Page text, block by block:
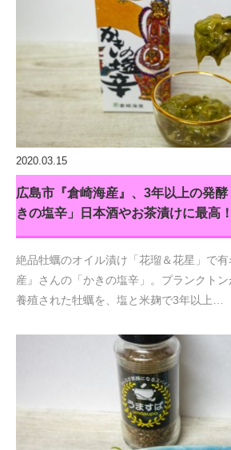
2020.03.15
広島市『倉崎海産』、3年以上の発
きの塩辛」日本酒やお茶漬けに最高！
絶品牡蠣のオイル漬け「花瑠＆花星」で
産』さんの「かきの塩辛」。プランクト
養殖された牡蠣を、塩と米麹で3年以上…